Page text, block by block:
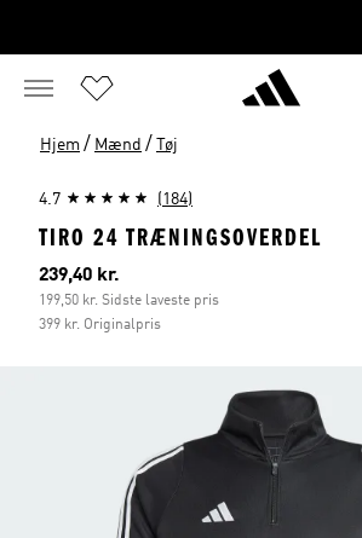
Hjem / Mænd / Tøj
4.7 (184)
TIRO 24 TRÆNINGSOVERDEL
Nuværende pris
239,40 kr.
199,50 kr. Sidste laveste pris
399 kr. Originalpris